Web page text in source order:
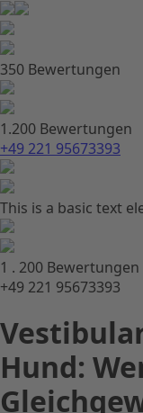
350 Bewertungen
1.200 Bewertungen
+49 221 95673393
This is a basic text
1 . 200 Bewertungen
+49 221 95673393
Hund: